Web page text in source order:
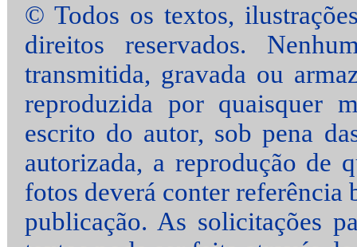
© Todos os textos,
direitos reservados.
transmitida, gravada ou
reproduzida por quaisquer
escrito do autor, sob pena
autorizada, a reprodução de
fotos deverá conter
publicação. As solicitações